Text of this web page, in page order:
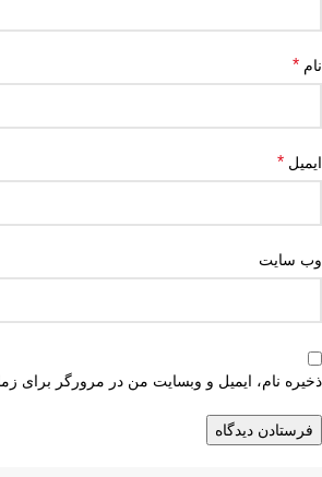
نام *
ایمیل *
وب‌ سایت
ذخیره نام، ایمیل و وبسایت من در مرورگر برای